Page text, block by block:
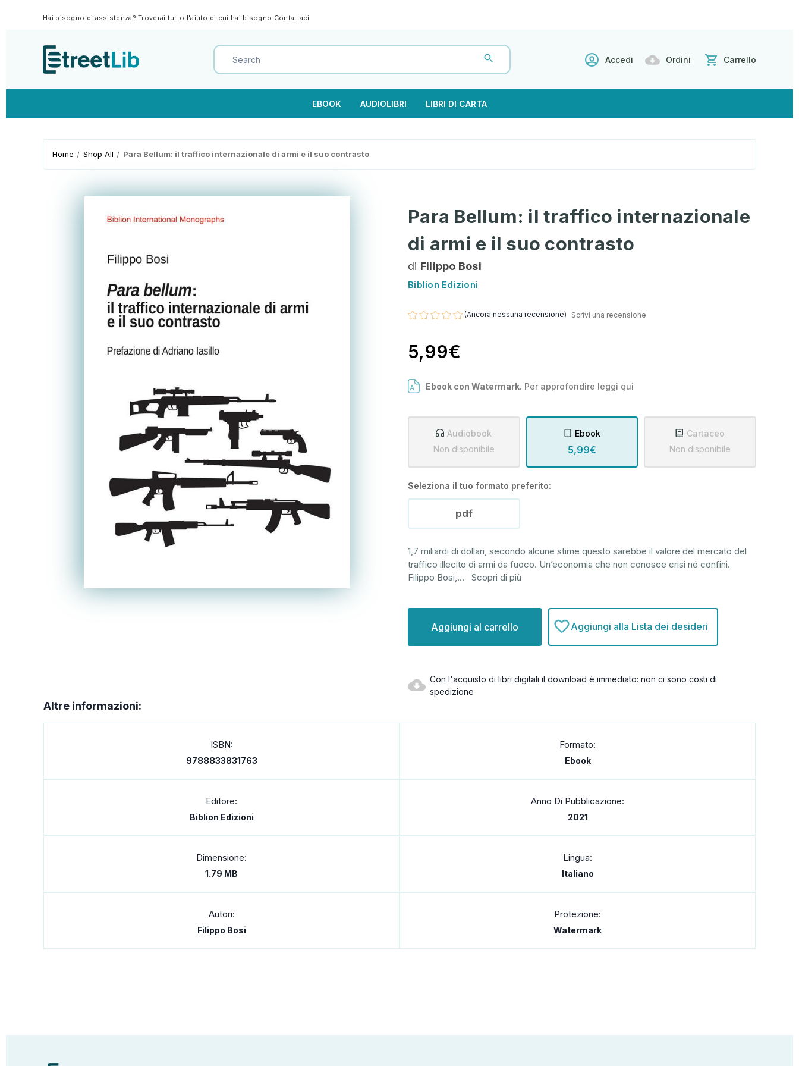
Hai bisogno di assistenza? Troverai tutto l'aiuto di cui hai bisogno Contattaci
Accedi Ordini Carrello
EBOOK AUDIOLIBRI LIBRI DI CARTA
Home Shop All Para Bellum: il traffico internazionale di armi e il suo contrasto
Para Bellum: il traffico internazionale
di armi e il suo contrasto
di Filippo Bosi
Biblion Edizioni
(Ancora nessuna recensione) Scrivi una recensione
5,99€
Ebook con Watermark. Per approfondire leggi qui
Audiobook
Non disponibile
Ebook
5,99€
Cartaceo
Non disponibile
Seleziona il tuo formato preferito:
pdf
1,7 miliardi di dollari, secondo alcune stime questo sarebbe il valore del mercato del
traffico illecito di armi da fuoco. Un’economia che non conosce crisi né confini.
Filippo Bosi, ... Scopri di più
attuale:
Aggiungi alla Lista dei desideri
Con l'acquisto di libri digitali il download è immediato: non ci sono costi di
spedizione
Altre informazioni:
ISBN:
9788833831763
Formato:
Ebook
Editore:
Biblion Edizioni
Anno Di Pubblicazione:
2021
Dimensione:
1.79 MB
Lingua:
Italiano
Autori:
Filippo Bosi
Protezione:
Watermark